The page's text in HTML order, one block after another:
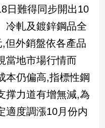
日難得同步開出10
冷軋及鍍鋅鋼品全
但外銷盤依各產品
當地市場行情而
本仍偏高,指標性鋼
撑力道有增無減,為
適度調漲10月份内